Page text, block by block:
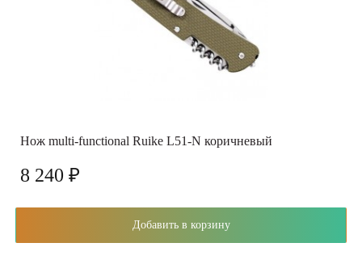
Нож multi-functional Ruike L51-N коричневый
8 240 ₽
Добавить в корзину